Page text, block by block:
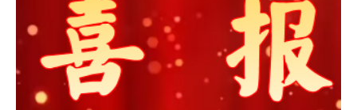
想引路人、生活帮扶者、成长指导者、就业...